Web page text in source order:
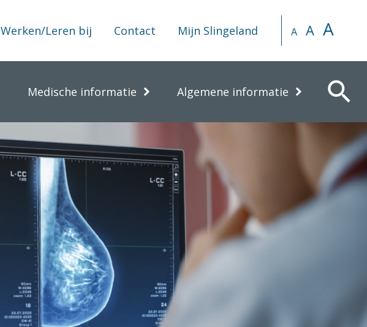
Werken/Leren bij Contact Mijn Slingeland A A A
Medische informatie Algemene informatie search